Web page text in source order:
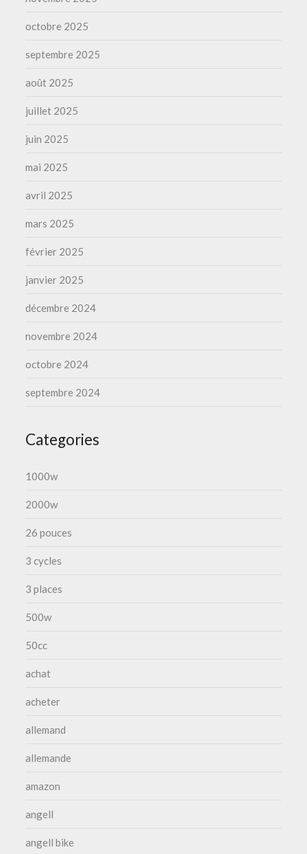
octobre 2025
septembre 2025
août 2025
juillet 2025
juin 2025
mai 2025
avril 2025
mars 2025
février 2025
janvier 2025
décembre 2024
novembre 2024
octobre 2024
septembre 2024
Categories
1000w
2000w
26 pouces
3 cycles
3 places
500w
50cc
achat
acheter
allemand
allemande
amazon
angell
angell bike